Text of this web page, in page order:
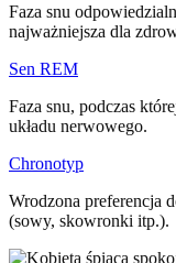
Faza snu
najważniejsza dla
Sen REM
Faza snu, podczas
układu nerwowego.
Chronotyp
Wrodzona preferencja
(sowy, skowronki itp.).